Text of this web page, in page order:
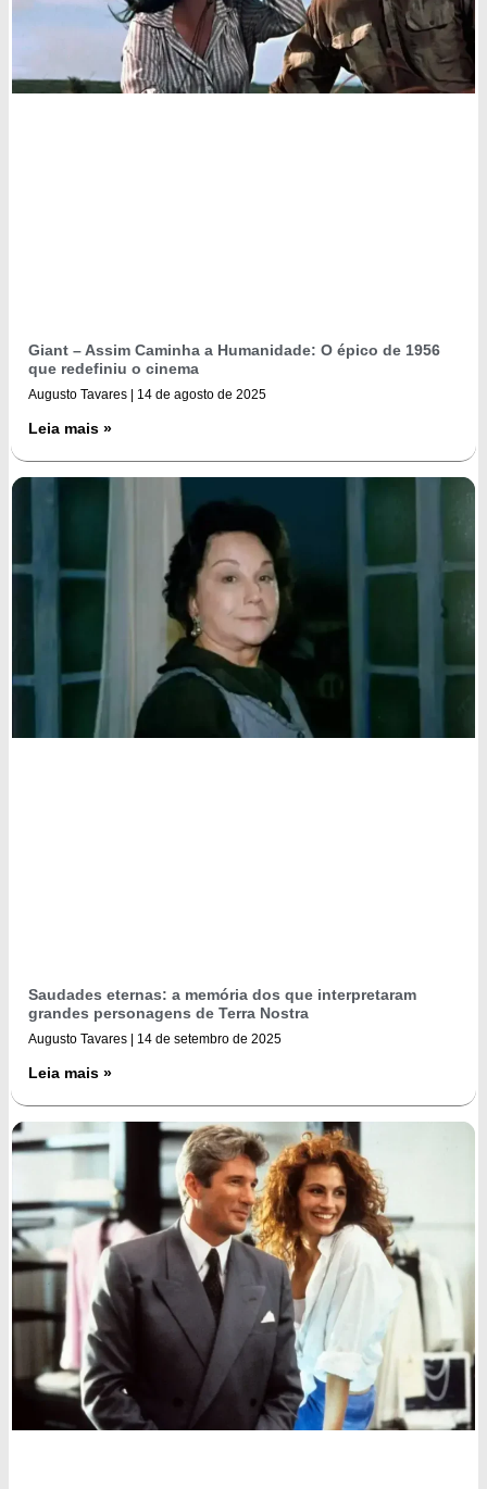
Giant – Assim Caminha a Humanidade: O épico de 1956
que redefiniu o cinema
Augusto Tavares 14 de agosto de 2025
Leia mais »
Saudades eternas: a memória dos que interpretaram
grandes personagens de Terra Nostra
Augusto Tavares 14 de setembro de 2025
Leia mais »